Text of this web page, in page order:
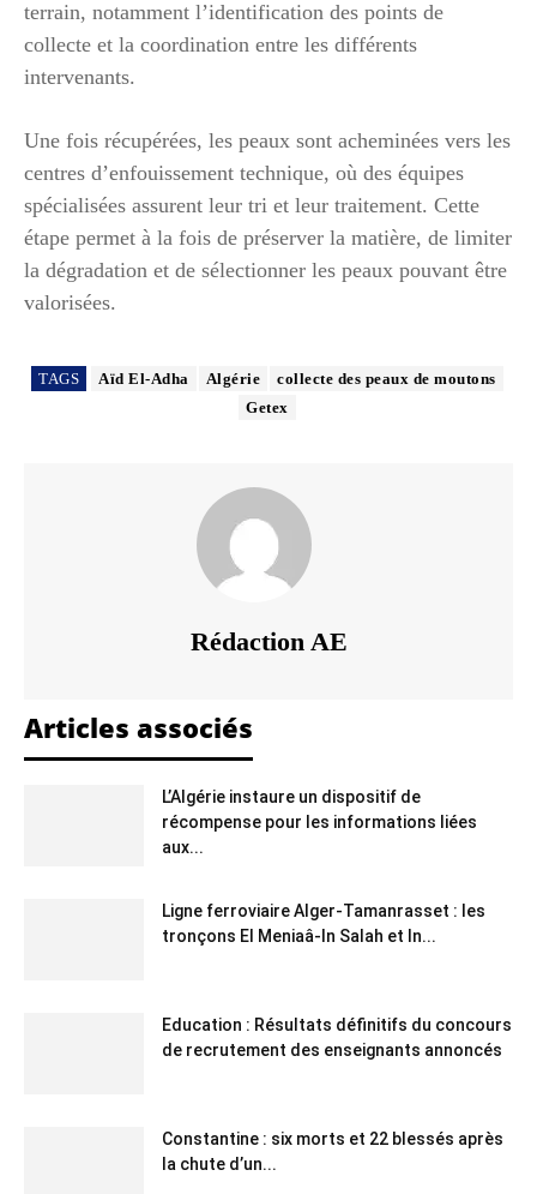
terrain, notamment l’identification des points de
collecte et la coordination entre les différents
intervenants.
Une fois récupérées, les peaux sont acheminées vers les
centres d’enfouissement technique, où des équipes
spécialisées assurent leur tri et leur traitement. Cette
étape permet à la fois de préserver la matière, de limiter
la dégradation et de sélectionner les peaux pouvant être
valorisées.
TAGS Aïd El-Adha Algérie
collecte des peaux de moutons
Getex
Rédaction AE
Articles associés
L’Algérie instaure un dispositif de
récompense pour les informations liées
aux...
Ligne ferroviaire Alger-Tamanrasset : les
tronçons El Meniaâ-In Salah et In...
Education : Résultats définitifs du concours
de recrutement des enseignants annoncés
Constantine : six morts et 22 blessés après
la chute d’un...